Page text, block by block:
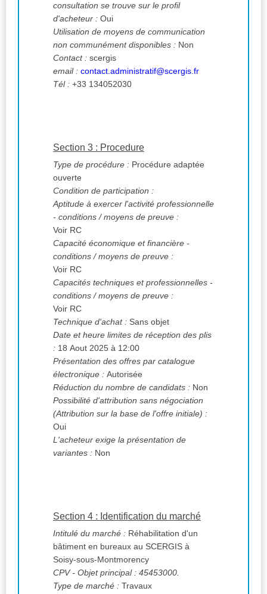
consultation se trouve sur le profil
d'acheteur : Oui
Utilisation de moyens de communication
non communément disponibles : Non
Contact : scergis
email : contact.administratif@scergis.fr
Tél : +33 134052030
Section 3 : Procedure
Type de procédure : Procédure adaptée
ouverte
Condition de participation :
Aptitude à exercer l'activité professionnelle
- conditions / moyens de preuve :
Voir RC
Capacité économique et financière -
conditions / moyens de preuve :
Voir RC
Capacités techniques et professionnelles -
conditions / moyens de preuve :
Voir RC
Technique d'achat : Sans objet
Date et heure limites de réception des plis
: 18 Aout 2025 à 12:00
Présentation des offres par catalogue
électronique : Autorisée
Réduction du nombre de candidats : Non
Possibilité d'attribution sans négociation
(Attribution sur la base de l'offre initiale) :
Oui
L'acheteur exige la présentation de
variantes : Non
Section 4 : Identification du marché
Intitulé du marché : Réhabilitation d'un
bâtiment en bureaux au SCERGIS à
Soisy-sous-Montmorency
CPV- Objet principal : 45453000.
Type de marché : Travaux